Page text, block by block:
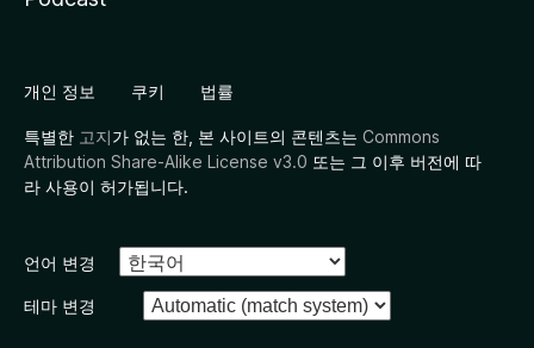
개인 정보 쿠키 법률
특별한 고지가 없는 한, 본 사이트의 콘텐츠는 Commons
Attribution Share-Alike License v3.0 또는 그 이후 버전에 따
라 사용이 허가됩니다.
언어 변경
테마 변경